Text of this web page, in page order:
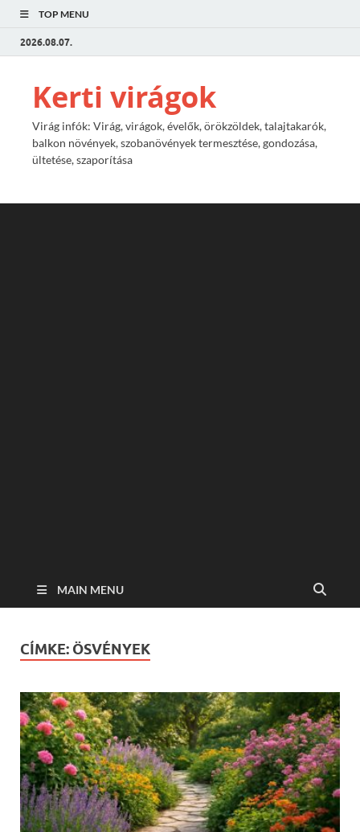
TOP MENU
2026.08.07.
Kerti virágok
Virág infók: Virág, virágok, évelők, örökzöldek, talajtakarók,
balkon növények, szobanövények termesztése, gondozása,
ültetése, szaporítása
MAIN MENU
CÍMKE: ÖSVÉNYEK